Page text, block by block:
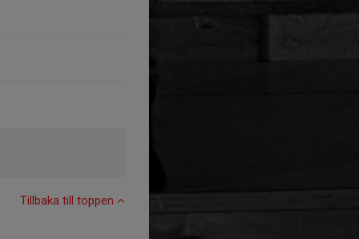
Tillbaka till toppen